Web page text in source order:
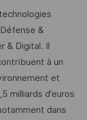
&
Digital. Il
à un
et
milliards d’euros
dans